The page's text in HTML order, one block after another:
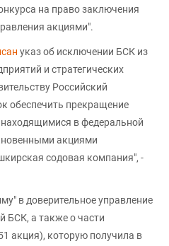
на право заключения
акциями".
указ об исключении БСК из
и стратегических
Российский
обеспечить прекращение
в федеральной
акциями
содовая компания", -
в доверительное управление
БСК, а также о части
акция), которую получила в